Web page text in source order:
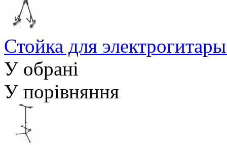
Стойка для
У обрані
У порівняння